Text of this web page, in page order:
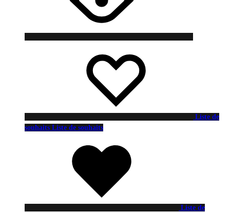
Liste de
souhaits Liste de souhaits
Liste de